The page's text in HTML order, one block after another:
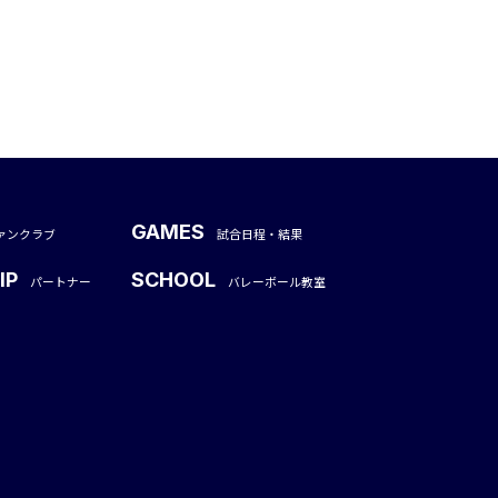
ンクラブ GAMES 試合日程・結果
パートナー SCHOOL バレーボール教室